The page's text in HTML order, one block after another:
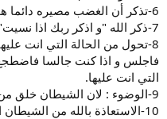
6-تذكر أن الغضب مصيره دائما هو الندم.
7-ذكر الله "و اذكر ربك اذا نسيت"، قال قتادة :ااذكر ربك اذا غضبت.
8-تحول من الحالة التي انت
فاجلس و اذا كنت جالسا
التي انت عليها.
9-الوضوء : لان الشيطان خلق من نار و الماء يطفئ النار.
10-الاستعاذة بالله من الشيطان الرجيم.